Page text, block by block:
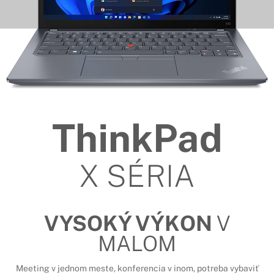
ThinkPad
X SÉRIA
VYSOKÝ VÝKON V
MALOM
Meeting v jednom meste, konferencia v inom, potreba vybaviť